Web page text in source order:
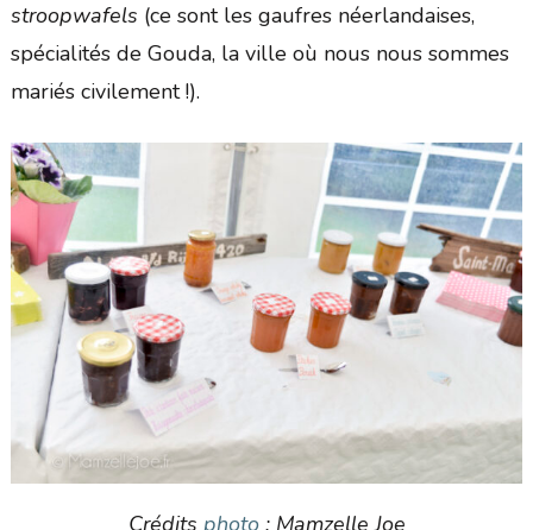
stroopwafels (ce sont les gaufres néerlandaises,
spécialités de Gouda, la ville où nous nous sommes
mariés civilement !).
Crédits photo: Mamzelle Joe